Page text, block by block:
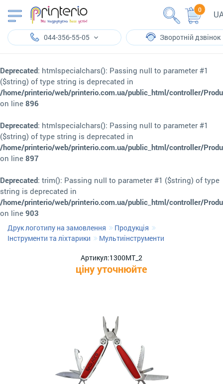
Deprecated: htmlspecialchars(): Passing null to parameter #1
($string) of type string is deprecated in
/home/printerio/web/printerio.com.ua/public_html/controller/
on line 896
Deprecated: htmlspecialchars(): Passing null to parameter #1
($string) of type string is deprecated in
/home/printerio/web/printerio.com.ua/public_html/controller/
on line 897
Deprecated: trim(): Passing null to parameter #1 ($string) of type
string is deprecated in
/home/printerio/web/printerio.com.ua/public_html/controller/
on line 903
0
044-356-55-05 Зворотній дзвінок
Друк логотипу на замовлення
Продукція
Інструменти та ліхтарики
Мультиінструменти
Артикул:1300MT_2
ціну уточнюйте